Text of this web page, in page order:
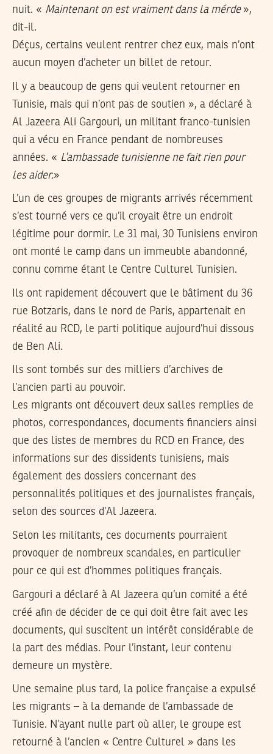
nuit. « Maintenant on est vraiment dans la mérde »,
dit-il.
Déçus, certains veulent rentrer chez eux, mais n’ont
aucun moyen d’acheter un billet de retour.
Il y a beaucoup de gens qui veulent retourner en
Tunisie, mais qui n’ont pas de soutien », a déclaré à
Al Jazeera Ali Gargouri, un militant franco-tunisien
qui a vécu en France pendant de nombreuses
années. « L’ambassade tunisienne ne fait rien pour
les aider.»
L’un de ces groupes de migrants arrivés récemment
s’est tourné vers ce qu’il croyait être un endroit
légitime pour dormir. Le 31 mai, 30 Tunisiens environ
ont monté le camp dans un immeuble abandonné,
connu comme étant le Centre Culturel Tunisien.
Ils ont rapidement découvert que le bâtiment du 36
rue Botzaris, dans le nord de Paris, appartenait en
réalité au RCD, le parti politique aujourd’hui dissous
de Ben Ali.
Ils sont tombés sur des milliers d’archives de
l’ancien parti au pouvoir.
Les migrants ont découvert deux salles remplies de
photos, correspondances, documents financiers ainsi
que des listes de membres du RCD en France, des
informations sur des dissidents tunisiens, mais
également des dossiers concernant des
personnalités politiques et des journalistes français,
selon des sources d’Al Jazeera.
Selon les militants, ces documents pourraient
provoquer de nombreux scandales, en particulier
pour ce qui est d’hommes politiques français.
Gargouri a déclaré à Al Jazeera qu’un comité a été
créé afin de décider de ce qui doit être fait avec les
documents, qui suscitent un intérêt considérable de
la part des médias. Pour l’instant, leur contenu
demeure un mystère.
Une semaine plus tard, la police française a expulsé
les migrants – à la demande de l’ambassade de
Tunisie. N’ayant nulle part où aller, le groupe est
retourné à l’ancien « Centre Culturel » dans les